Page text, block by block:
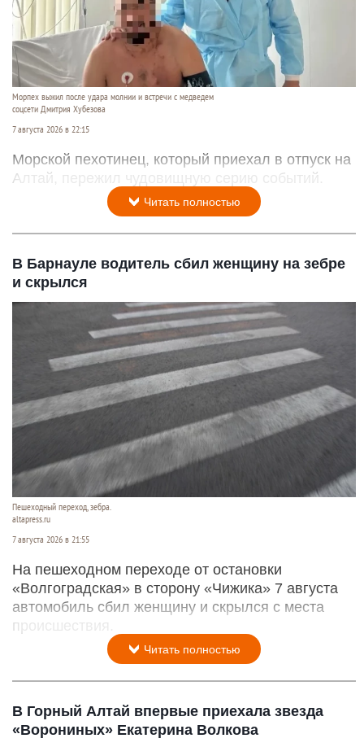
Морпех выжил после удара молнии и встречи с медведем
соцсети Дмитрия Хубезова
7 августа 2026 в 22:15
Морской пехотинец, который приехал в отпуск на
Алтай, пережил чудовищную серию событий.
Читать полностью
В Барнауле водитель сбил женщину на зебре
и скрылся
Пешеходный переход, зебра.
altapress.ru
7 августа 2026 в 21:55
На пешеходном переходе от остановки
«Волгоградская» в сторону «Чижика» 7 августа
автомобиль сбил женщину и скрылся с места
происшествия.
Читать полностью
В Горный Алтай впервые приехала звезда
«Ворониных» Екатерина Волкова